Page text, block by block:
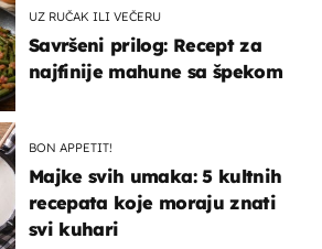
UZ RUČAK ILI VEČERU
Savršeni prilog: Recept za
najfinije mahune sa špekom
BON APPETIT!
Majke svih umaka: 5 kultnih
recepata koje moraju znati
svi kuhari